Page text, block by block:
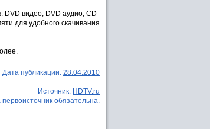
DVD видео, DVD аудио, CD
для удобного скачивания
Дата публикации: 28.04.2010
Источник: HDTV.ru
обязательна.